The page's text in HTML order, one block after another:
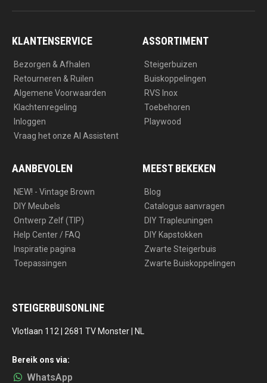
t
a
e
k
KLANTENSERVICE
Bezorgen & Afhalen
Retourneren & Ruilen
Algemene Voorwaarden
Klachtenregeling
Inloggen
Vraag het onze AI Assistent
ASSORTIMENT
Steigerbuizen
Buiskoppelingen
RVS Inox
Toebehoren
Playwood
AANBEVOLEN
NEW! - Vintage Brown
DIY Meubels
Ontwerp Zelf (TIP)
Help Center / FAQ
Inspiratie pagina
Toepassingen
MEEST BEKEKEN
Blog
Catalogus aanvragen
DIY Trapleuningen
DIY Kapstokken
Zwarte Steigerbuis
Zwarte Buiskoppelingen
STEIGERBUISONLINE
Vlotlaan 112 | 2681 TV Monster | NL
Bereik ons via:
WhatsApp